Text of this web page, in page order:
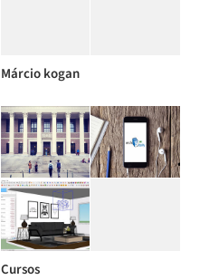
Márcio kogan
Cursos